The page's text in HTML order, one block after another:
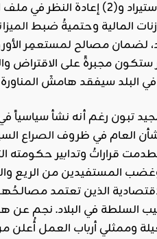
المالية وحتميةُ ضبط
لضمان مصالح لمستعمِر
ستكون مجبرةً على الاقتراض
البلد سيفقد هامشَ
تبون رغم أنه نشأ
العام في ظروفالصراع
قراراتُ وتدابير حكومته
المستفيدين من الريع
الذين تعتمد
السلطة في البلاد. نجم عن
وممثلي أرباب العمل أُعلن